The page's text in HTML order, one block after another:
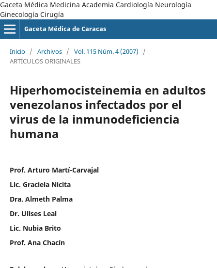
Gaceta Médica Medicina Academia Cardiología Neurología
Ginecología Cirugía
Gaceta Médica de Caracas
Inicio / Archivos / Vol. 115 Núm. 4 (2007)
/
ARTÍCULOS ORIGINALES
Hiperhomocisteinemia en adultos
venezolanos infectados por el
virus de la inmunodeficiencia
humana
Prof. Arturo Martí-Carvajal
Lic. Graciela Nicita
Dra. Almeth Palma
Dr. Ulises Leal
Lic. Nubia Brito
Prof. Ana Chacín